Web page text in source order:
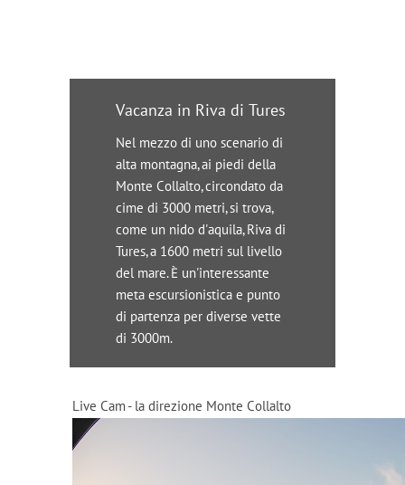
Vacanza in Riva di Tures
Nel mezzo di uno scenario di
alta montagna, ai piedi della
Monte Collalto, circondato da
cime di 3000 metri, si trova,
come un nido d'aquila, Riva di
Tures, a 1600 metri sul livello
del mare. È un'interessante
meta escursionistica e punto
di partenza per diverse vette
di 3000m.
Live Cam - la direzione Monte Collalto